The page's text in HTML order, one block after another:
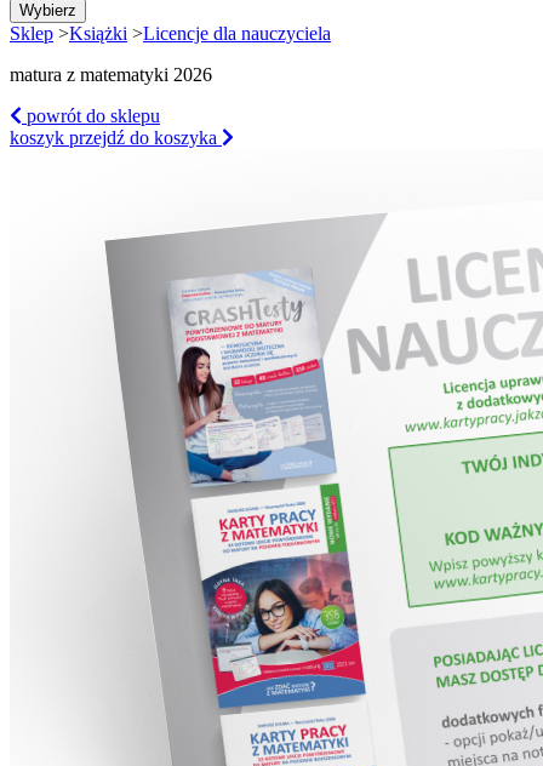
Wybierz
Sklep >Książki >Licencje dla nauczyciela
matura z matematyki 2026
powrót do sklepu
koszyk przejdź do koszyka